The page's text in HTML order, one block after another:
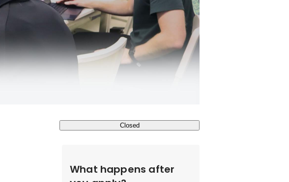
Closed
What happens after